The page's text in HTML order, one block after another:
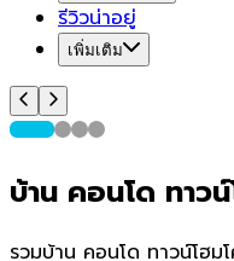
รีวิวน่าอยู่
เพิ่มเติม
บ้าน คอนโด ทาว
รวมบ้าน คอนโด ทาวน์โฮม